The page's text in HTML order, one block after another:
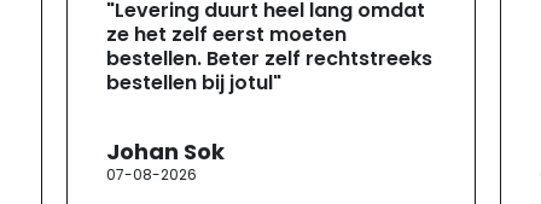
"Levering duurt heel lang omdat
ze het zelf eerst moeten
bestellen. Beter zelf rechtstreeks
bestellen bij jotul"
Johan Sok
07-08-2026